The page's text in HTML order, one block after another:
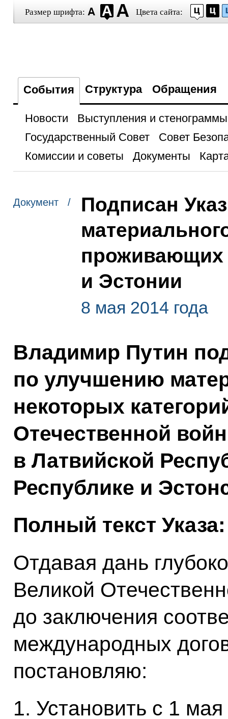
Размер шрифта: Цвета сайта:
События Структура Обращения
Новости
Выступления и стенограммы
Государственный Совет
Совет
Комиссии и советы
Документы
Документ /
Подписан
проживающих
и Эстонии
8 мая 2014 года
Владимир Путин
по улучшению
некоторых
Отечественной
в Латвийской
Республике и
Полный текст Указа:
Отдавая дань
Великой
до заключения
международных
постановляю:
1. Установить с 1